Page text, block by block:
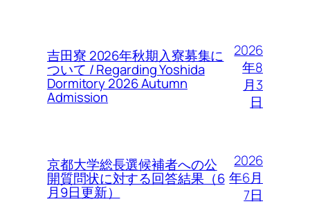
吉田寮 2026年秋期入寮募集に
ついて / Regarding Yoshida
Dormitory 2026 Autumn
Admission
2026
年8
月3
日
京都大学総長選候補者への公
開質問状に対する回答結果（6
月9日更新）
2026
年6月
7日